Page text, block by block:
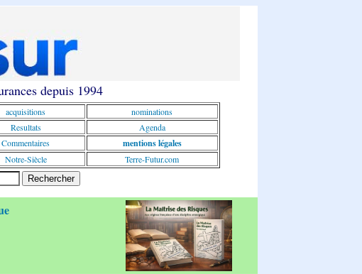
depuis 1994
acquisitions
nominations
Resultats
Agenda
Commentaires mentions légales
Notre-Siècle Terre-Futur.com